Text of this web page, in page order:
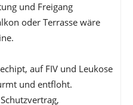
und Freigang
oder Terrasse wäre
auf FIV und Leukose
und entfloht.